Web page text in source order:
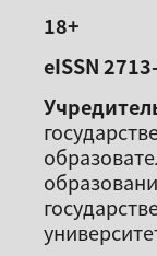
18+
eISSN